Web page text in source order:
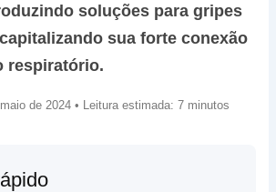
soluções para gripes
sua forte conexão
respiratório.
de 2024 • Leitura estimada: 7 minutos